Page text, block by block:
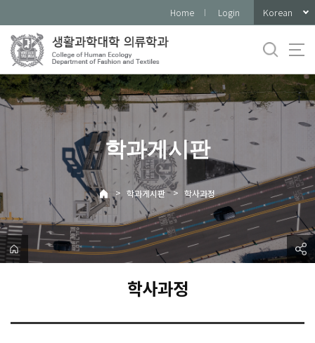
로
메
뉴
Home Login Korean
학과게시판
> 학과게시판 > 학사과정
학사과정